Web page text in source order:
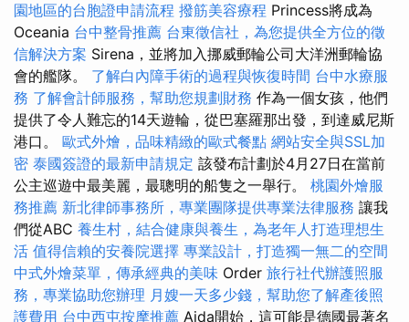
園地區的台胞證申請流程 撥筋美容療程 Princess將成為
Oceania 台中整骨推薦 台東徵信社，為您提供全方位的徵
信解決方案 Sirena，並將加入挪威郵輪公司大洋洲郵輪協
會的艦隊。 了解白內障手術的過程與恢復時間 台中水療服
務 了解會計師服務，幫助您規劃財務 作為一個女孩，他們
提供了令人難忘的14天遊輪，從巴塞羅那出發，到達威尼斯
港口。 歐式外燴，品味精緻的歐式餐點 網站安全與SSL加
密 泰國簽證的最新申請規定 該發布計劃於4月27日在當前
公主巡遊中最美麗，最聰明的船隻之一舉行。 桃園外燴服
務推薦 新北律師事務所，專業團隊提供專業法律服務 讓我
們從ABC 養生村，結合健康與養生，為老年人打造理想生
活 值得信賴的安養院選擇 專業設計，打造獨一無二的空間
中式外燴菜單，傳承經典的美味 Order 旅行社代辦護照服
務，專業協助您辦理 月嫂一天多少錢，幫助您了解產後照
護費用 台中西屯按摩推薦 Aida開始，這可能是德國最著名